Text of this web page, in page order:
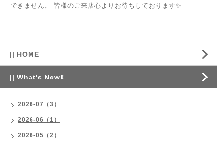
できません。 皆様のご来店心よりお待ちしております✨
|| HOME
|| What's New‼
2026-07（3）
2026-06（1）
2026-05（2）